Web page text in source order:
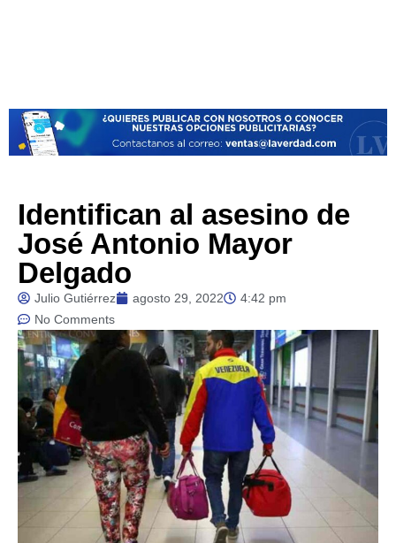
Identifican al asesino de
José Antonio Mayor
Delgado
Julio Gutiérrez agosto 29, 2022
4:42 pm
No Comments